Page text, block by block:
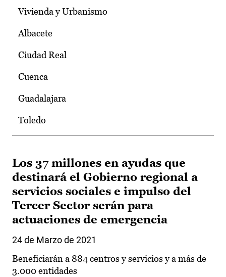
Vivienda y Urbanismo
Albacete
Ciudad Real
Cuenca
Guadalajara
Toledo
Los 37 millones en ayudas que
destinará el Gobierno regional a
servicios sociales e impulso del
Tercer Sector serán para
actuaciones de emergencia
24 de Marzo de 2021
Beneficiarán a 884 centros y servicios y a más de
3.000 entidades